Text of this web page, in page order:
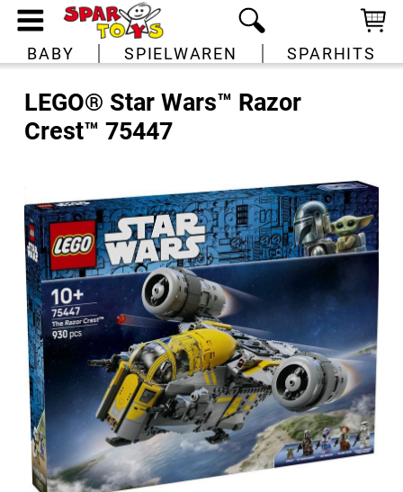
BABY SPIELWAREN SPARHITS
LEGO® Star Wars™ Razor
Crest™ 75447